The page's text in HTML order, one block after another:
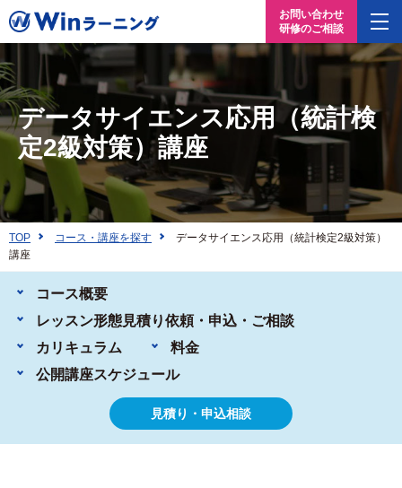
お問い合わせ
研修のご相談
データサイエンス応用（統計検
定2級対策）講座
TOP コース・講座を探す
データサイエンス応用（統計検定2級対策）
講座
コース概要
レッスン形態見積り依頼・申込・ご相談
カリキュラム
料金
公開講座スケジュール
見積り・申込相談